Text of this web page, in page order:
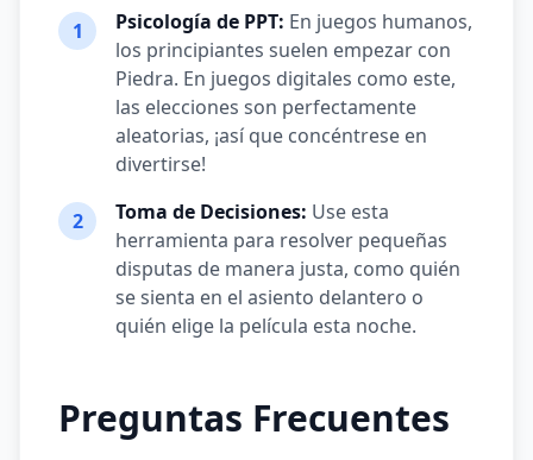
1 Psicología de PPT: En juegos humanos,
los principiantes suelen empezar con
Piedra. En juegos digitales como este,
las elecciones son perfectamente
aleatorias, ¡así que concéntrese en
divertirse!
2 Toma de Decisiones: Use esta
herramienta para resolver pequeñas
disputas de manera justa, como quién
se sienta en el asiento delantero o
quién elige la película esta noche.
Preguntas Frecuentes